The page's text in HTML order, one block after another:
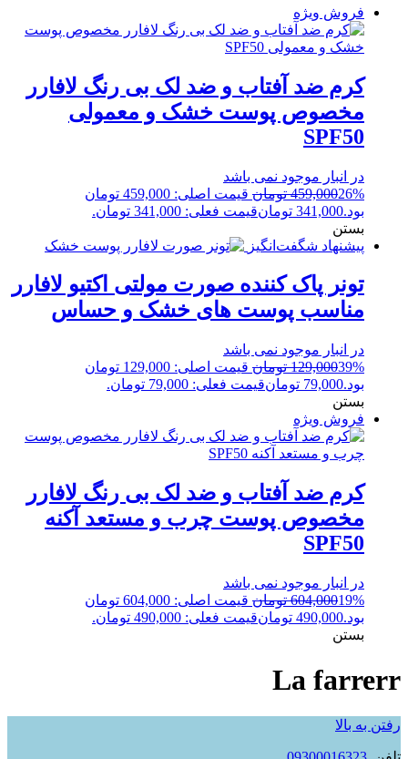
فروش ویژه
کرم ضد آفتاب و ضد لک بی رنگ لافارر
مخصوص پوست خشک و معمولی
SPF50
در انبار موجود نمی باشد
26%
459,000 تومان
قیمت اصلی: 459,000 تومان
بود.341,000 تومانقیمت فعلی: 341,000 تومان.
بستن
پیشنهاد شگفت‌انگیز
تونر پاک کننده صورت مولتی اکتیو لافارر
مناسب پوست های خشک و حساس
در انبار موجود نمی باشد
39%
129,000 تومان
قیمت اصلی: 129,000 تومان
بود.79,000 تومانقیمت فعلی: 79,000 تومان.
بستن
فروش ویژه
کرم ضد آفتاب و ضد لک بی رنگ لافارر
مخصوص پوست چرب و مستعد آکنه
SPF50
در انبار موجود نمی باشد
19%
604,000 تومان
قیمت اصلی: 604,000 تومان
بود.490,000 تومانقیمت فعلی: 490,000 تومان.
بستن
La farrerr
رفتن به بالا